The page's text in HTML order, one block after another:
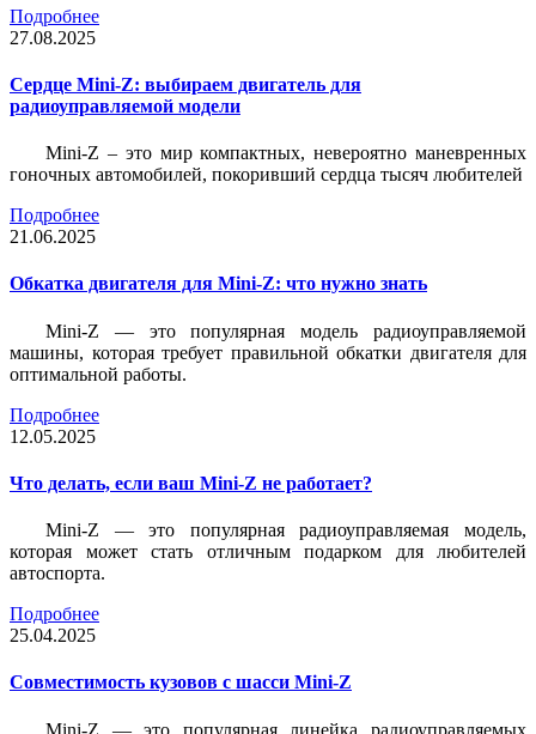
Подробнее
27.08.2025
Сердце Mini-Z: выбираем двигатель для
радиоуправляемой модели
Mini-Z – это мир компактных, невероятно маневренных
гоночных автомобилей, покоривший сердца тысяч любителей
Подробнее
21.06.2025
Обкатка двигателя для Mini-Z: что нужно знать
Mini-Z — это популярная модель радиоуправляемой
машины, которая требует правильной обкатки двигателя для
оптимальной работы.
Подробнее
12.05.2025
Что делать, если ваш Mini-Z не работает?
Mini-Z — это популярная радиоуправляемая модель,
которая может стать отличным подарком для любителей
автоспорта.
Подробнее
25.04.2025
Совместимость кузовов с шасси Mini-Z
Mini-Z — это популярная линейка радиоуправляемых